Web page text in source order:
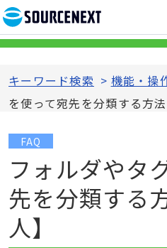
キーワード検索 > 機能・操
を使って宛先を分類する方法
FAQ
フォルダやタ
先を分類する
人】